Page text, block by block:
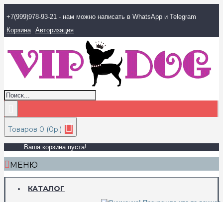
+7(999)978-93-21 - нам можно написать в WhatsApp и Telegram
Корзина Авторизация
Товаров 0 (0р.)
Ваша корзина пуста!
МЕНЮ
КАТАЛОГ